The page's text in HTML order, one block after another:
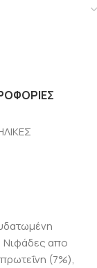
Νιφάδες απο
(7%),